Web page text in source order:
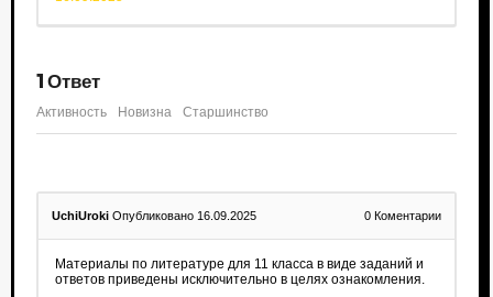
1Ответ
Активность Новизна Старшинство
UchiUroki Опубликовано 16.09.2025 0 Коментарии
Материалы по литературе для 11 класса в виде заданий и
ответов приведены исключительно в целях ознакомления.